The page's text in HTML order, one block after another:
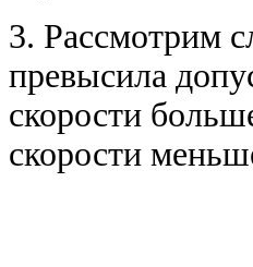
3. Рассмотрим
превысила
скорости
скорости